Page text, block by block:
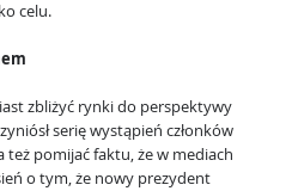
celu.
zbliżyć rynki do perspektywy
serię wystąpień członków
też pomijać faktu, że w mediach
o tym, że nowy prezydent